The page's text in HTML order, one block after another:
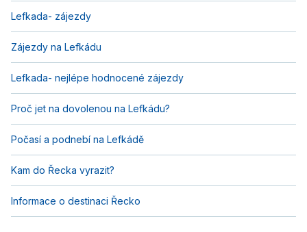
Lefkada- zájezdy
Zájezdy na Lefkádu
Lefkada- nejlépe hodnocené zájezdy
Proč jet na dovolenou na Lefkádu?
Počasí a podnebí na Lefkádě
Kam do Řecka vyrazit?
Informace o destinaci Řecko